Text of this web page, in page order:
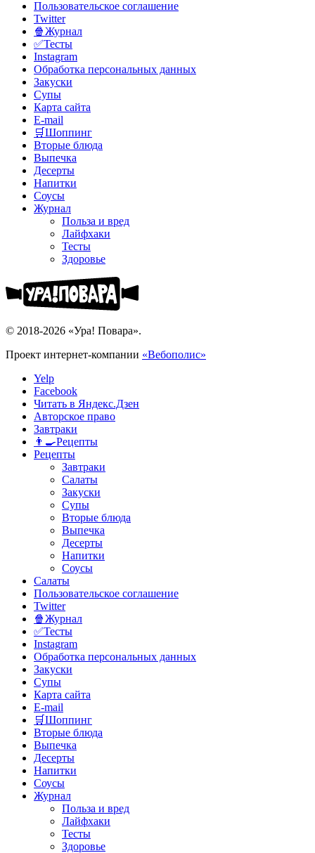
Пользовательское соглашение
Twitter
🍿Журнал
✅Тесты
Instagram
Обработка персональных данных
Закуски
Супы
Карта сайта
E-mail
🛒Шоппинг
Вторые блюда
Выпечка
Десерты
Напитки
Соусы
Журнал
Польза и вред
Лайфхаки
Тесты
Здоровье
© 2018-2026 «Ура! Повара».
Проект интернет-компании «Вебополис»
Yelp
Facebook
Читать в Яндекс.Дзен
Авторское право
Завтраки
👨‍🍳Рецепты
Рецепты
Завтраки
Салаты
Закуски
Супы
Вторые блюда
Выпечка
Десерты
Напитки
Соусы
Салаты
Пользовательское соглашение
Twitter
🍿Журнал
✅Тесты
Instagram
Обработка персональных данных
Закуски
Супы
Карта сайта
E-mail
🛒Шоппинг
Вторые блюда
Выпечка
Десерты
Напитки
Соусы
Журнал
Польза и вред
Лайфхаки
Тесты
Здоровье